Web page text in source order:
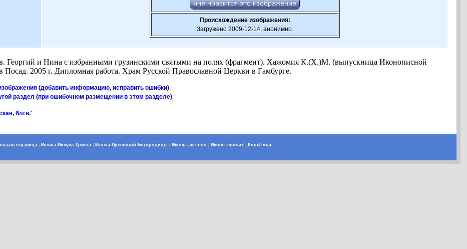
Происхождение изображения:
Загружено 2009-12-14, анонимно.
Георгий и Нина с избранными грузинскими святыми на полях (фрагмент). Хажомия К.(Х.)М. (выпускница Иконописной
Посад. 2005 г. Дипломная работа. Храм Русской Православной Церкви в Гамбурге.
(добавить информацию, исправить ошибки).
раздел (при ошибочном размещении в этом разделе).
блгв.'.
страница Иконы Иисуса Христа Иконы Пресвятой Богородицы Иконы ангелов Иконы святых Конт@кты